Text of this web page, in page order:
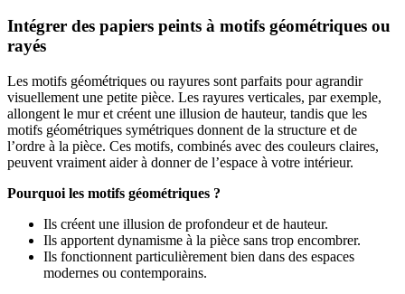
Intégrer des papiers peints à motifs géométriques ou
rayés
Les motifs géométriques ou rayures sont parfaits pour agrandir
visuellement une petite pièce. Les rayures verticales, par exemple,
allongent le mur et créent une illusion de hauteur, tandis que les
motifs géométriques symétriques donnent de la structure et de
l’ordre à la pièce. Ces motifs, combinés avec des couleurs claires,
peuvent vraiment aider à donner de l’espace à votre intérieur.
Pourquoi les motifs géométriques ?
Ils créent une illusion de profondeur et de hauteur.
Ils apportent dynamisme à la pièce sans trop encombrer.
Ils fonctionnent particulièrement bien dans des espaces
modernes ou contemporains.